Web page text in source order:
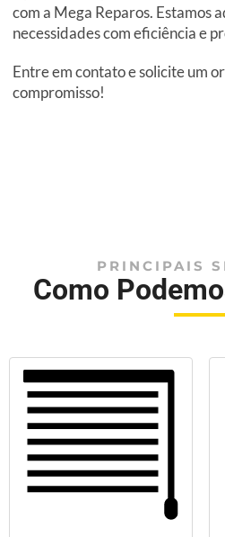
com a Mega Reparos. Estamos
necessidades com eficiência e
Entre em contato e solicite um
compromisso!
PRINCIPAIS
Como